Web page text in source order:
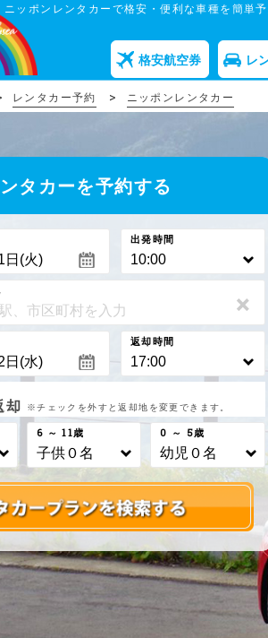
ニッポンレンタカーで格安・便利な車種を簡単
格安航空券 レ
レンタカー予約 ニッポンレンタカー
タカーを予約する
出発時間
×
返却時間
却 ※チェックを外すと返却地を変更できます。
6 ～ 11歳 0 ～ 5歳